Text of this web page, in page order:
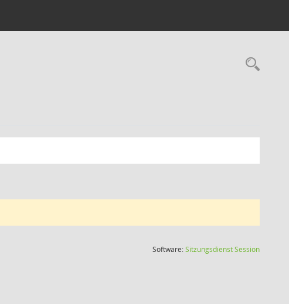
Software:SitzungsdienstSession(Wird in